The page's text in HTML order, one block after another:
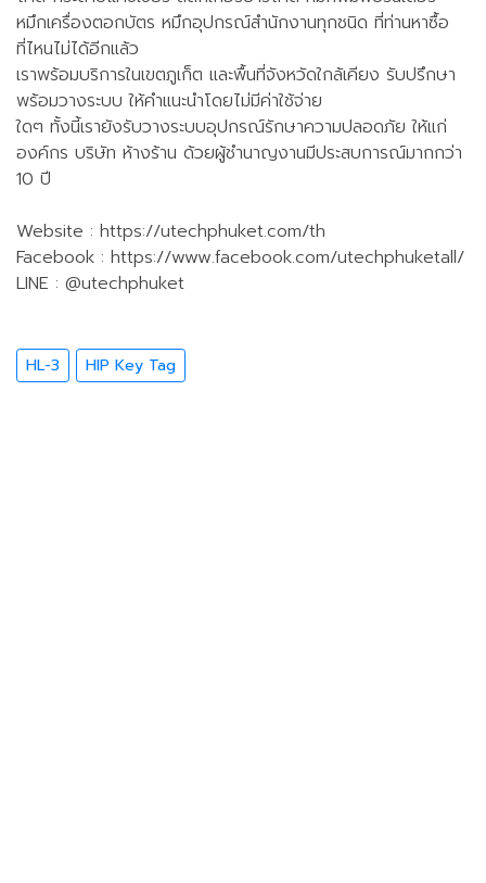
หมึกเครื่องตอกบัตร หมึกอุปกรณ์สำนักงานทุกชนิด ที่ท่านหาซื้อ
ที่ไหนไม่ได้อีกแล้ว
เราพร้อมบริการในเขตภูเก็ต และพื้นที่จังหวัดใกล้เคียง รับปรึกษา
พร้อมวางระบบ ให้คำแนะนำโดยไม่มีค่าใช้จ่าย
ใดๆ ทั้งนี้เรายังรับวางระบบอุปกรณ์รักษาความปลอดภัย ให้แก่
องค์กร บริษัท ห้างร้าน ด้วยผู้ชำนาญงานมีประสบการณ์มากกว่า
10 ปี
Website : https://utechphuket.com/th
Facebook : https://www.facebook.com/utechphuketall/
LINE : @utechphuket
HL-3 HIP Key Tag